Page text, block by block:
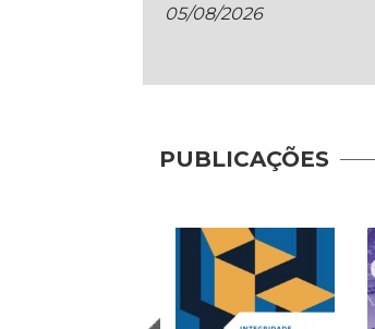
05/08/2026
PUBLICAÇÕES